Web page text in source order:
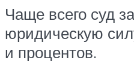
Чаще всего суд
юридическую
и процентов.